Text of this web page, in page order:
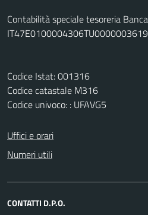
Contabilità speciale tesoreria
Codice Istat: 001316
Codice catastale M316
Codice univoco: : UFAVG5
Uffici e orari
Numeri utili
CONTATTI D.P.O.